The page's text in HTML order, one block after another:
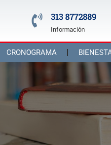
313 8772889
Información
CRONOGRAMA